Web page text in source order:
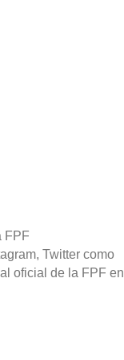
FPF
Twitter como
oficial de la FPF en